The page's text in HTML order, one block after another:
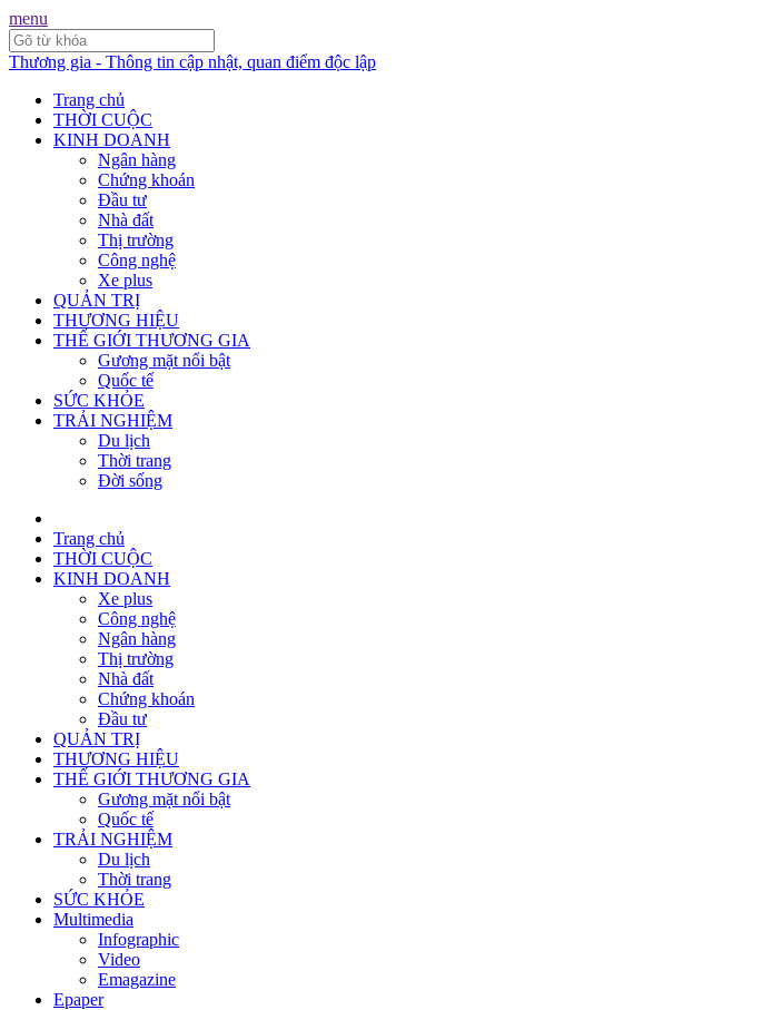
menu
Thương gia - Thông tin cập nhật, quan điểm độc lập
Trang chủ
THỜI CUỘC
KINH DOANH
Ngân hàng
Chứng khoán
Đầu tư
Nhà đất
Thị trường
Công nghệ
Xe plus
QUẢN TRỊ
THƯƠNG HIỆU
THẾ GIỚI THƯƠNG GIA
Gương mặt nổi bật
Quốc tế
SỨC KHỎE
TRẢI NGHIỆM
Du lịch
Thời trang
Đời sống
Trang chủ
THỜI CUỘC
KINH DOANH
Xe plus
Công nghệ
Ngân hàng
Thị trường
Nhà đất
Chứng khoán
Đầu tư
QUẢN TRỊ
THƯƠNG HIỆU
THẾ GIỚI THƯƠNG GIA
Gương mặt nổi bật
Quốc tế
TRẢI NGHIỆM
Du lịch
Thời trang
SỨC KHỎE
Multimedia
Infographic
Video
Emagazine
Epaper